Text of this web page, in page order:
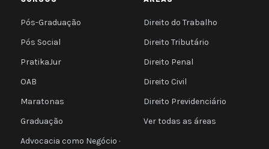
Pós-Graduação
Pós Social
PratikaJur
OAB
Maratonas
Graduação
Advocacia como Negócio ·
Direito do Trabalho
Direito Tributário
Direito Penal
Direito Civil
Direito Previdenciário
Ver todas as áreas